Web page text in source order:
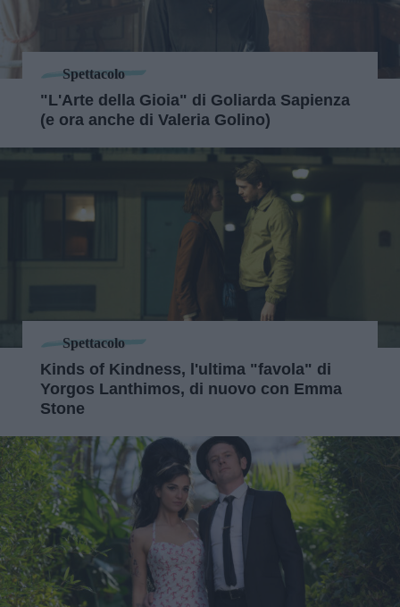
Spettacolo
"L'Arte della Gioia" di Goliarda Sapienza
(e ora anche di Valeria Golino)
Spettacolo
Kinds of Kindness, l'ultima "favola" di
Yorgos Lanthimos, di nuovo con Emma
Stone